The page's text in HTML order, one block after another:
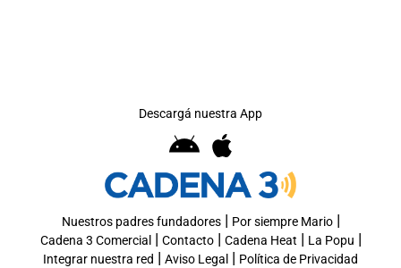
Descargá nuestra App
Nuestros padres fundadores| Por siempre Mario|
Cadena 3 Comercial | Contacto| Cadena Heat | La Popu |
Integrar nuestra red | Aviso Legal | Política de Privacidad